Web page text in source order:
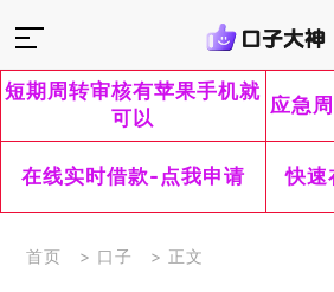
短期周转审核有苹果手机就
可以
应急
在线实时借款-点我申请 快速
首页 > 口子 > 正文